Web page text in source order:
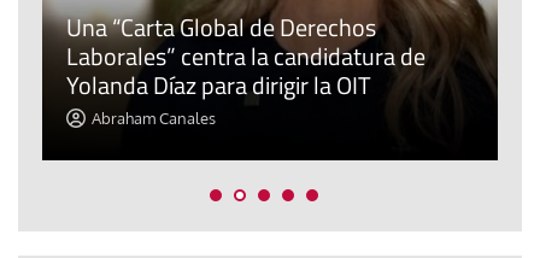
Una “Carta Global de Derechos
Laborales” centra la candidatura de
Yolanda Díaz para dirigir la OIT
Abraham Canales